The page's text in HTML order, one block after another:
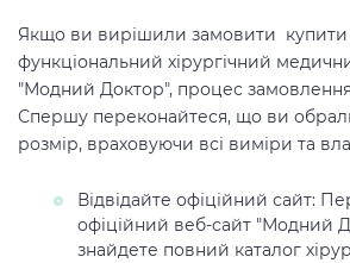
Якщо ви вирішили замовити купити
функціональний хірургічний
"Модний Доктор", процес
Спершу переконайтеся, що ви
розмір, враховуючи всі виміри та
Відвідайте офіційний сайт:
офіційний веб-сайт "Модний
знайдете повний каталог